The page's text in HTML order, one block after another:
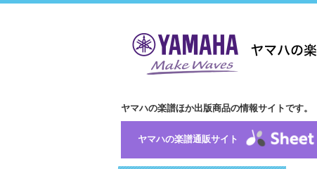
ヤマハの楽譜ほか出版商品の情報サイトです。
ヤマハの楽譜通販サイト